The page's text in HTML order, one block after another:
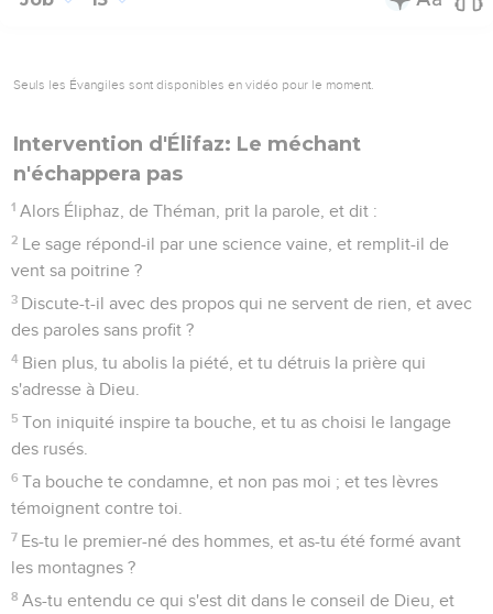
Seuls les Évangiles sont disponibles en vidéo pour le moment.
Intervention d'Élifaz: Le méchant
n'échappera pas
1 Alors Éliphaz, de Théman, prit la parole, et dit :
2 Le sage répond-il par une science vaine, et remplit-il de
vent sa poitrine ?
3 Discute-t-il avec des propos qui ne servent de rien, et avec
des paroles sans profit ?
4 Bien plus, tu abolis la piété, et tu détruis la prière qui
s'adresse à Dieu.
5 Ton iniquité inspire ta bouche, et tu as choisi le langage
des rusés.
6 Ta bouche te condamne, et non pas moi ; et tes lèvres
témoignent contre toi.
7 Es-tu le premier-né des hommes, et as-tu été formé avant
les montagnes ?
8 As-tu entendu ce qui s'est dit dans le conseil de Dieu, et